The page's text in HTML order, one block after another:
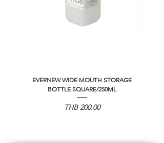
EVERNEW WIDE MOUTH STORAGE
BOTTLE SQUARE/250ML
가격
THB 200.00